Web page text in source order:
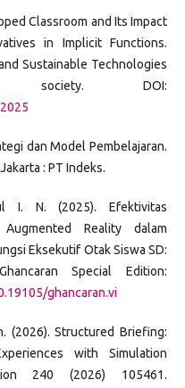
Classroom and Its Impact
in Implicit Functions.
Sustainable Technologies
DOI:
dan Model Pembelajaran.
: PT Indeks.
I. N. (2025). Efektivitas
Reality dalam
Eksekutif Otak Siswa SD:
Special Edition:
ghancaran.vi
(2026). Structured Briefing:
with Simulation
240 (2026) 105461.